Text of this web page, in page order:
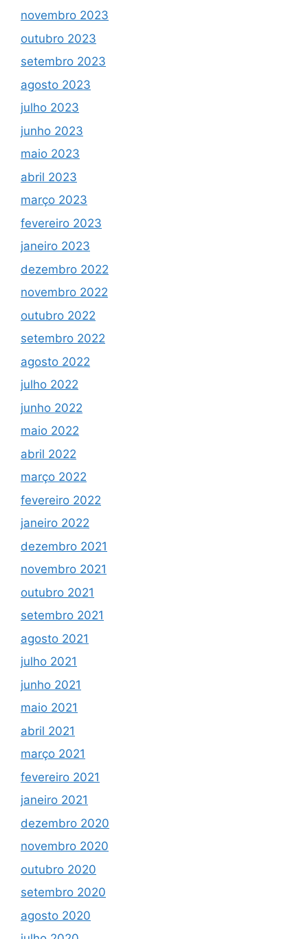
novembro 2023
outubro 2023
setembro 2023
agosto 2023
julho 2023
junho 2023
maio 2023
abril 2023
março 2023
fevereiro 2023
janeiro 2023
dezembro 2022
novembro 2022
outubro 2022
setembro 2022
agosto 2022
julho 2022
junho 2022
maio 2022
abril 2022
março 2022
fevereiro 2022
janeiro 2022
dezembro 2021
novembro 2021
outubro 2021
setembro 2021
agosto 2021
julho 2021
junho 2021
maio 2021
abril 2021
março 2021
fevereiro 2021
janeiro 2021
dezembro 2020
novembro 2020
outubro 2020
setembro 2020
agosto 2020